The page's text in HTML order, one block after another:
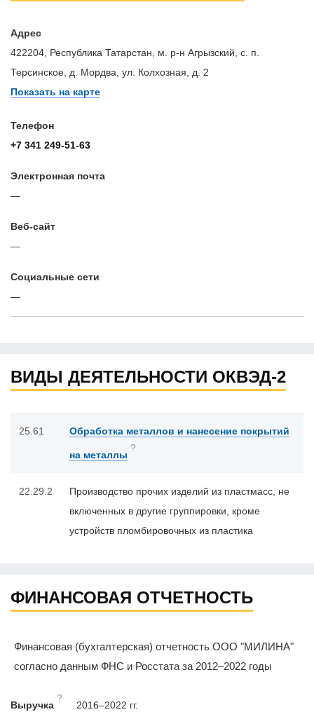
Адрес
422204, Республика Татарстан, м. р-н Агрызский, с. п.
Терсинское, д. Мордва, ул. Колхозная, д. 2
Показать на карте
Телефон
+7 341 249-51-63
Электронная почта
—
Веб-сайт
—
Cоциальные сети
—
ВИДЫ ДЕЯТЕЛЬНОСТИ ОКВЭД-2
25.61 Обработка металлов и нанесение покрытий
на металлы
?
22.29.2
Производство прочих изделий из пластмасс, не
включенных в другие группировки, кроме
устройств пломбировочных из пластика
ФИНАНСОВАЯ ОТЧЕТНОСТЬ
Финансовая (бухгалтерская) отчетность ООО "МИЛИНА"
согласно данным ФНС и Росстата за 2012–2022 годы
Выручка
?
2016–2022 гг.